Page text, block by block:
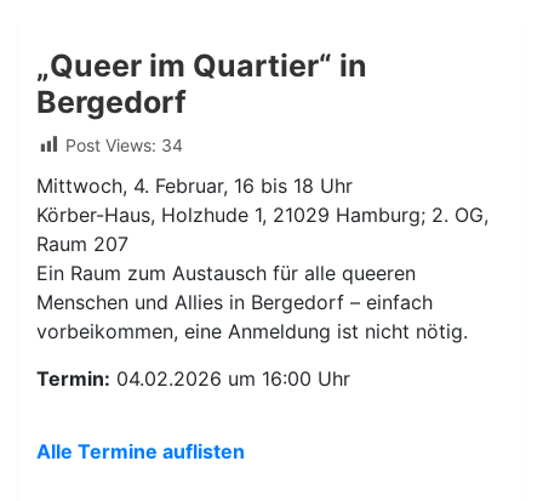
„Queer im Quartier“ in
Bergedorf
Post Views: 34
Mittwoch, 4. Februar, 16 bis 18 Uhr
Körber-Haus, Holzhude 1, 21029 Hamburg; 2. OG,
Raum 207
Ein Raum zum Austausch für alle queeren
Menschen und Allies in Bergedorf – einfach
vorbeikommen, eine Anmeldung ist nicht nötig.
Termin: 04.02.2026 um 16:00 Uhr
Alle Termine auflisten